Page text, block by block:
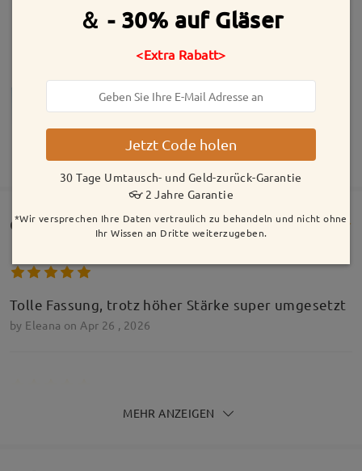
Model Information
Customer Reviews(59)
Tolle Fassung, trotz höher Stärke super umgesetzt
by Eleana on Apr 26 , 2026
Sehr zufrieden. Die Sehwerte haben gestimmt und
MEHR ANZEIGEN
＆ - 30% auf Gläser
<Extra Rabatt>
Jetzt Code holen
30 Tage Umtausch- und Geld-zurück-Garantie
👓 2 Jahre Garantie
*Wir versprechen Ihre Daten vertraulich zu behandeln und nicht ohne
Ihr Wissen an Dritte weiterzugeben.